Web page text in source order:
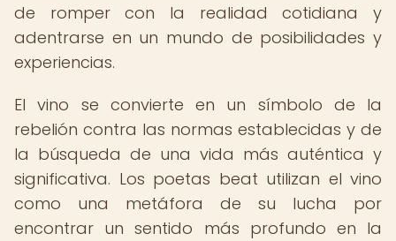
de romper con la realidad cotidiana y
adentrarse en un mundo de posibilidades y
experiencias.
El vino se convierte en un símbolo de la
rebelión contra las normas establecidas y de
la búsqueda de una vida más auténtica y
significativa. Los poetas beat utilizan el vino
como una metáfora de su lucha por
encontrar un sentido más profundo en la